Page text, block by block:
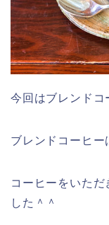
今回はブレンドコ
ブレンドコーヒー
コーヒーをいただ
した＾＾